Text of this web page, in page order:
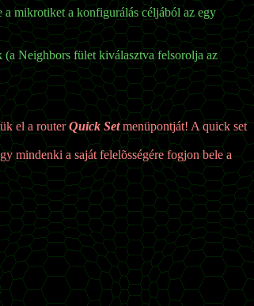
mikrotiket a konfigurálás céljából az egy
Neighbors fület kiválasztva felsorolja az
el a routerQuick Setmenüpontját! A quick set
mindenki a saját felelõsségére fogjon bele a